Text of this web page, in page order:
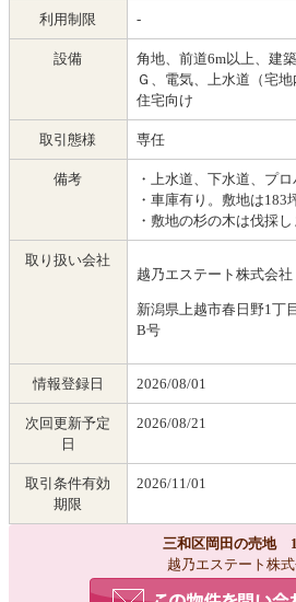
利用制限 -
設備
角地、前道6m以上、建
Ｇ、電気、上水道（宅
住宅向け
取引態様 専任
備考
・上水道、下水道、プロ
・車庫有り。敷地は183
・敷地の杉の木は伐採
取り扱い会社
越乃エステート株式会社
新潟県上越市春日野1丁
B号
情報登録日 2026/08/01
次回更新予定
日
2026/08/21
取引条件有効
期限
2026/11/01
三和区岡田の売地
越乃エステート株